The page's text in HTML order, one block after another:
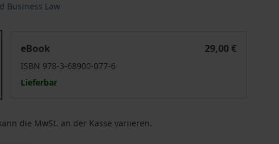
Business Law
eBook
29,00 €
ISBN 978-3-68900-077-6
Lieferbar
die MwSt. an der Kasse variieren.